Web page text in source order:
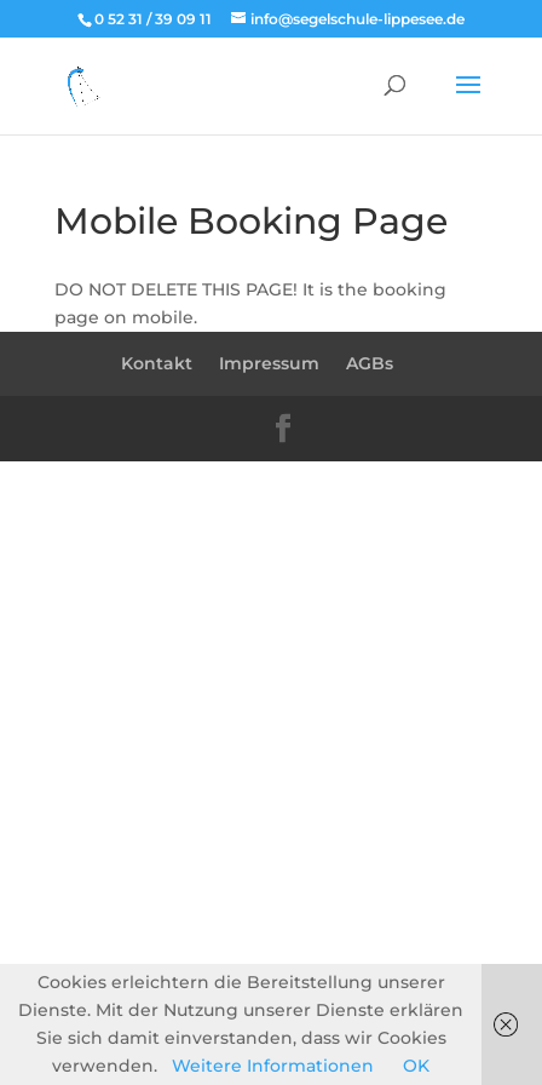
0 52 31 / 39 09 11 info@segelschule-lippesee.de
Mobile Booking Page
DO NOT DELETE THIS PAGE! It is the booking
page on mobile.
Kontakt Impressum AGBs
Cookies erleichtern die Bereitstellung unserer
Dienste. Mit der Nutzung unserer Dienste erklären
Sie sich damit einverstanden, dass wir Cookies
verwenden.
Weitere Informationen OK